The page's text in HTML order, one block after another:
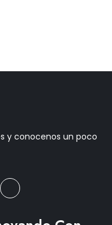
y conocenos un poco
k
-